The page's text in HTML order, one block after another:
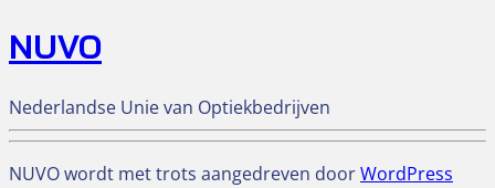
NUVO
Nederlandse Unie van Optiekbedrijven
NUVO wordt met trots aangedreven doorWordPress